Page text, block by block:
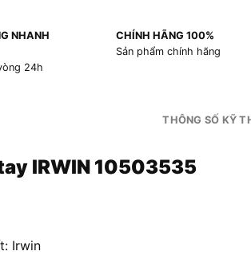
NHANH
24h
CHÍNH HÃNG 100%
Sản phẩm chính hãng
THÔNG SỐ KỸ
IRWIN 10503535
Irwin